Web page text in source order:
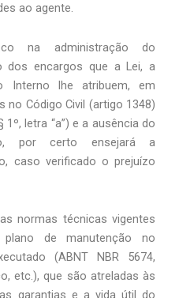
ao agente.
na administração do
dos encargos que a Lei, a
Interno lhe atribuem, em
no Código Civil (artigo 1348)
letra “a”) e a ausência do
por certo ensejará a
caso verificado o prejuízo
normas técnicas vigentes
de manutenção no
(ABNT NBR 5674,
etc.), que são atreladas às
garantias e a vida útil do